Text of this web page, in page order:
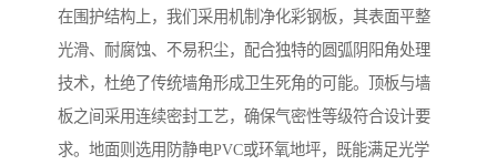
在围护结构上，我们采用机制净化彩钢板，其表面平整
光滑、耐腐蚀、不易积尘，配合独特的圆弧阴阳角处理
技术，杜绝了传统墙角形成卫生死角的可能。顶板与墙
板之间采用连续密封工艺，确保气密性等级符合设计要
求。地面则选用防静电PVC或环氧地坪，既能满足光学